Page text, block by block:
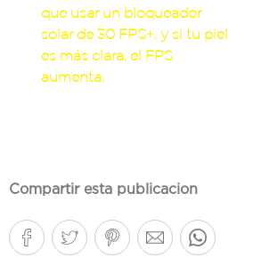
que usar un bloqueador
solar de 30 FPS+, y si tu piel
es más clara, el FPS
aumenta.
Compartir esta publicacion